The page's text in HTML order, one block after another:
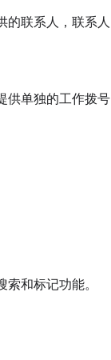
的联系人，联系人
供单独的工作拨号
和标记功能。